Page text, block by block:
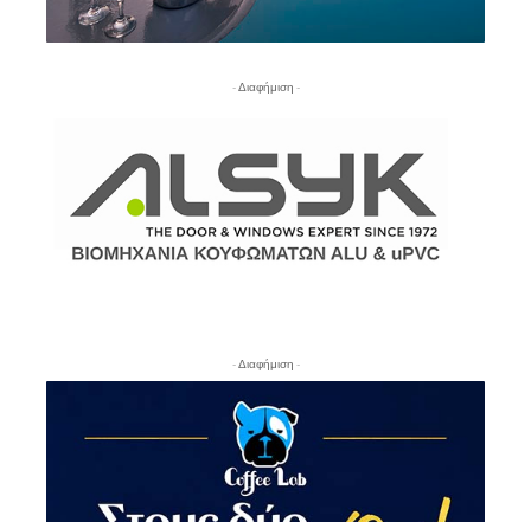
- Διαφήμιση -
- Διαφήμιση -